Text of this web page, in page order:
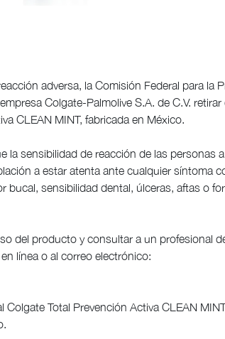
adversa, la Comisión Federal para la
Colgate-Palmolive S.A. de C.V.
CLEAN MINT, fabricada en México.
la sensibilidad de reacción de las personas
a estar atenta ante cualquier síntoma
bucal, sensibilidad dental, úlceras, aftas o
del producto y consultar a un profesional
línea o al correo electrónico:
Total Prevención Activa CLEAN